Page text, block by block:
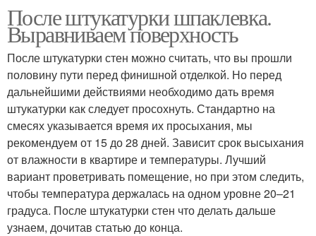
После штукатурки шпаклевка.
Выравниваем поверхность
После штукатурки стен можно считать, что вы прошли
половину пути перед финишной отделкой. Но перед
дальнейшими действиями необходимо дать время
штукатурки как следует просохнуть. Стандартно на
смесях указывается время их просыхания, мы
рекомендуем от 15 до 28 дней. Зависит срок высыхания
от влажности в квартире и температуры. Лучший
вариант проветривать помещение, но при этом следить,
чтобы температура держалась на одном уровне 20–21
градуса. После штукатурки стен что делать дальше
узнаем, дочитав статью до конца.